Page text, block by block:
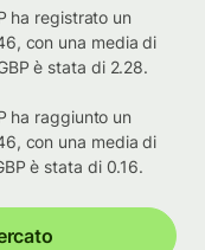
ha registrato un
con una media di
è stata di 2.28.
ha raggiunto un
con una media di
è stata di 0.16.